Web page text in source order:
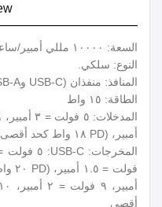
السعة: ١٠٠٠٠ مللي أمبير/ساعة
النوع: سلكي.
المنافذ: منفذان (USB-C وUSB-A)
الطاقة: ١٥ واط
أمبير، (PD ١٨ واط كحد أقصى)
أقصى